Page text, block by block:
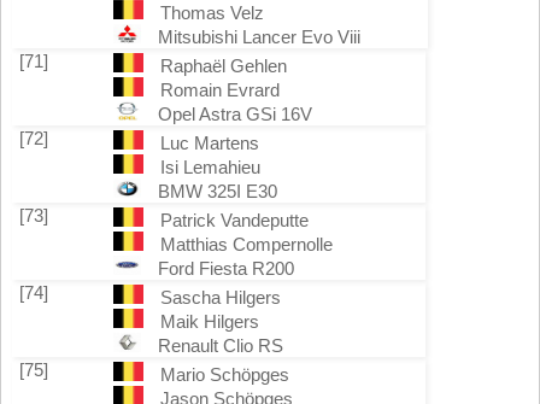
Thomas Velz
Mitsubishi Lancer Evo Viii
[71]
Raphaël Gehlen
Romain Evrard
Opel Astra GSi 16V
[72]
Luc Martens
Isi Lemahieu
BMW 325I E30
[73]
Patrick Vandeputte
Matthias Compernolle
Ford Fiesta R200
[74]
Sascha Hilgers
Maik Hilgers
Renault Clio RS
[75]
Mario Schöpges
Jason Schöpges